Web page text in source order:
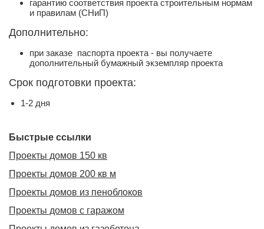
гарантию соответствия проекта строительным нормам
и правилам (СНиП)
Дополнительно:
при заказе паспорта проекта - вы получаете
дополнительный бумажный экземпляр проекта
Срок подготовки проекта:
1-2 дня
Быстрые ссылки
Проекты домов 150 кв
Проекты домов 200 кв м
Проекты домов из пеноблоков
Проекты домов с гаражом